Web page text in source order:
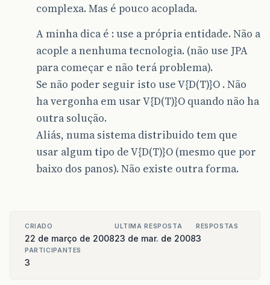
complexa. Mas é pouco acoplada.
A minha dica é : use a própria entidade. Não a
acople a nenhuma tecnologia. (não use JPA
para começar e não terá problema).
Se não poder seguir isto use V{D(T)}O . Não
ha vergonha em usar V{D(T)}O quando não ha
outra solução.
Aliás, numa sistema distribuido tem que
usar algum tipo de V{D(T)}O (mesmo que por
baixo dos panos). Não existe outra forma.
CRIADO
22 de março de 2008
ULTIMA RESPOSTA
23 de mar. de 2008
RESPOSTAS
3
PARTICIPANTES
3